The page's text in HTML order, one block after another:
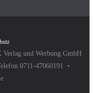
und Werbung GmbH
0711-47060191 •